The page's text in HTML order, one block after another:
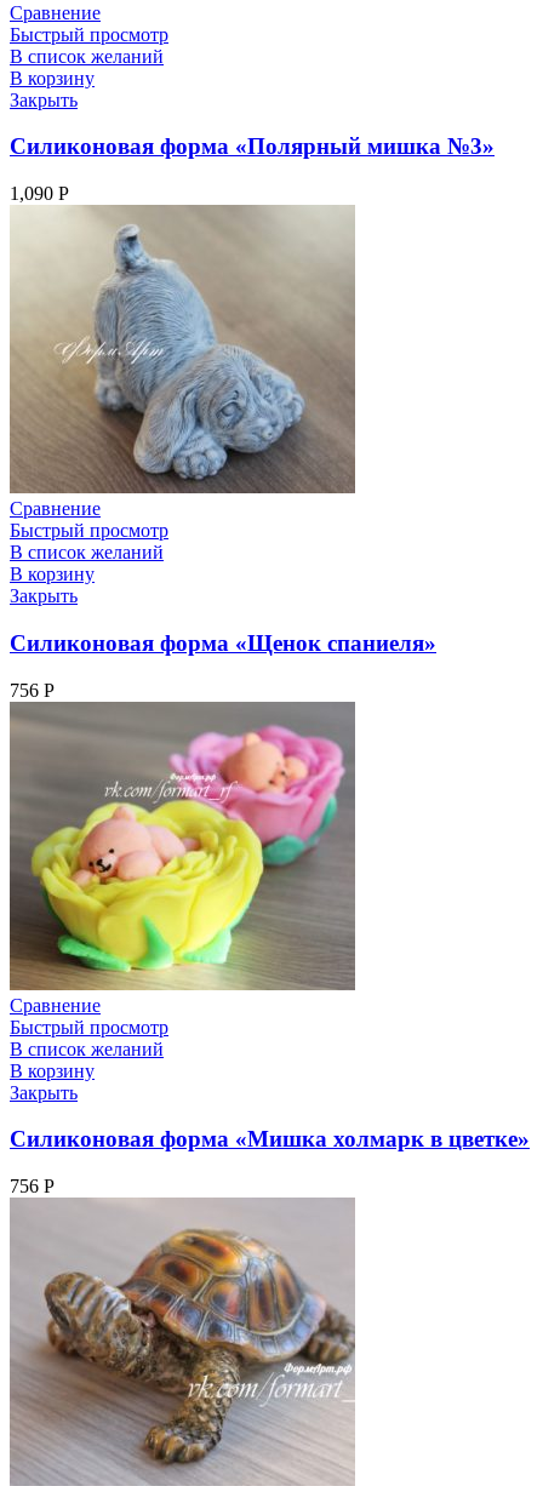
Сравнение
Быстрый просмотр
В список желаний
В корзину
Закрыть
Силиконовая форма «Полярный мишка №3»
1,090 Р
Сравнение
Быстрый просмотр
В список желаний
В корзину
Закрыть
Силиконовая форма «Щенок спаниеля»
756 Р
Сравнение
Быстрый просмотр
В список желаний
В корзину
Закрыть
Силиконовая форма «Мишка холмарк в цветке»
756 Р